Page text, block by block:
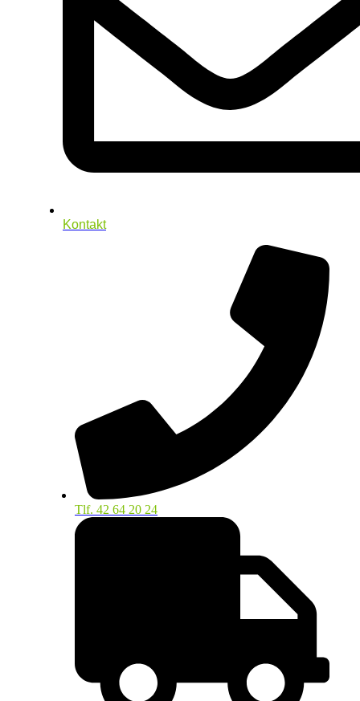
Kontakt
Tlf. 42 64 20 24